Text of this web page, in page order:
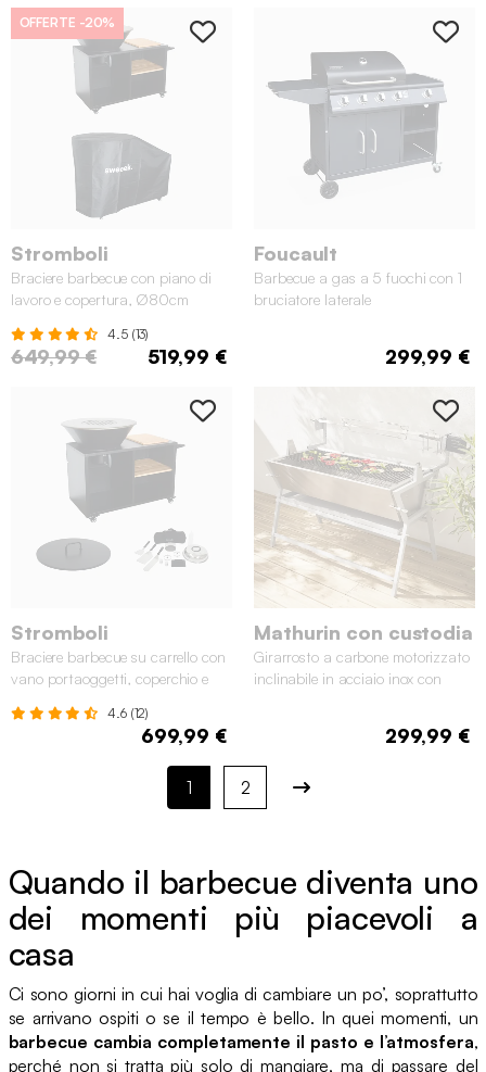
OFFERTE -20%
Stromboli
Braciere barbecue con piano di
lavoro e copertura, Ø80cm
4.5 (13)
649,99 € 519,99 €
Foucault
Barbecue a gas a 5 fuochi con 1
bruciatore laterale
299,99 €
Stromboli
Braciere barbecue su carrello con
vano portaoggetti, coperchio e
4.6 (12)
699,99 €
Mathurin con custodia
Girarrosto a carbone motorizzato
inclinabile in acciaio inox con
299,99 €
1 2
Quando il barbecue diventa uno
dei momenti più piacevoli a
casa
Ci sono giorni in cui hai voglia di cambiare un po’, soprattutto
se arrivano ospiti o se il tempo è bello. In quei momenti, un
barbecue cambia completamente il pasto e l’atmosfera,
perché non si tratta più solo di mangiare, ma di passare del